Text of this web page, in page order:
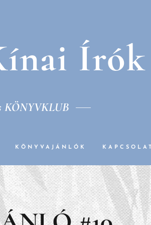
Írók
KÖNYVKLUB
KÖNYVAJÁNLÓK KAPCSOLAT